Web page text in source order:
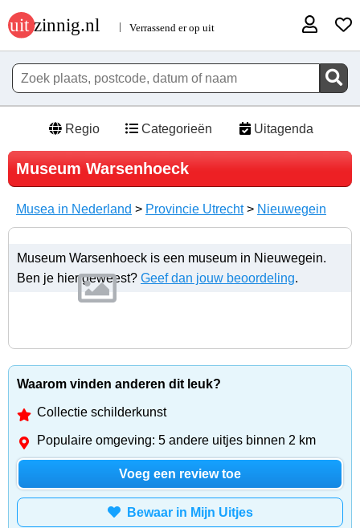
Regio Categorieën Uitagenda
Museum Warsenhoeck
Musea in Nederland > Provincie Utrecht> Nieuwegein
Museum Warsenhoeck is een museum in Nieuwegein.
Ben je hier geweest? Geef dan jouw beoordeling.
Waarom vinden anderen dit leuk?
Collectie schilderkunst
Populaire omgeving: 5 andere uitjes binnen 2 km
Voeg een review toe
Bewaar in Mijn Uitjes